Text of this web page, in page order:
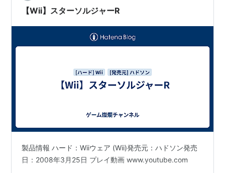
大きく、ボタン配…
【Wii】スターソルジャーR
製品情報 ハード：Wiiウェア (Wii)発売元：ハドソン発売
日：2008年3月25日 プレイ動画 www.youtube.com